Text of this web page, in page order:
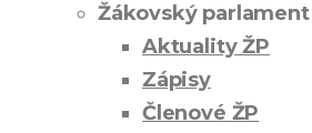
Žákovský parlament
Aktuality ŽP
Zápisy
Členové ŽP